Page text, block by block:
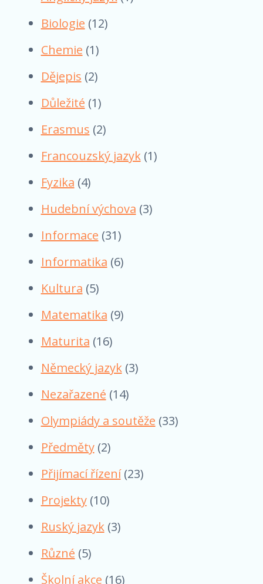
Biologie (12)
Chemie (1)
Dějepis (2)
Důležité (1)
Erasmus (2)
Francouzský jazyk(1)
Fyzika (4)
Hudební výchova (3)
Informace (31)
Informatika (6)
Kultura (5)
Matematika (9)
Maturita (16)
Německý jazyk(3)
Nezařazené (14)
Olympiády a soutěže (33)
Předměty(2)
Přijímací řízení(23)
Projekty(10)
Ruský jazyk(3)
Různé (5)
Školní akce (16)